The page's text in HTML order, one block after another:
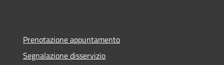
Prenotazione appuntamento
Segnalazione disservizio